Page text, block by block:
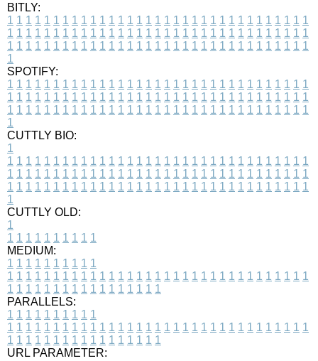
BITLY:
1 1 1 1 1 1 1 1 1 1 1 1 1 1 1 1 1 1 1 1 1 1 1 1 1 1 1 1 1 1 1 1 1
1 1 1 1 1 1 1 1 1 1 1 1 1 1 1 1 1 1 1 1 1 1 1 1 1 1 1 1 1 1 1 1 1
1 1 1 1 1 1 1 1 1 1 1 1 1 1 1 1 1 1 1 1 1 1 1 1 1 1 1 1 1 1 1 1 1
1
SPOTIFY:
1 1 1 1 1 1 1 1 1 1 1 1 1 1 1 1 1 1 1 1 1 1 1 1 1 1 1 1 1 1 1 1 1
1 1 1 1 1 1 1 1 1 1 1 1 1 1 1 1 1 1 1 1 1 1 1 1 1 1 1 1 1 1 1 1 1
1 1 1 1 1 1 1 1 1 1 1 1 1 1 1 1 1 1 1 1 1 1 1 1 1 1 1 1 1 1 1 1 1
1
CUTTLY BIO:
1
1 1 1 1 1 1 1 1 1 1 1 1 1 1 1 1 1 1 1 1 1 1 1 1 1 1 1 1 1 1 1 1 1
1 1 1 1 1 1 1 1 1 1 1 1 1 1 1 1 1 1 1 1 1 1 1 1 1 1 1 1 1 1 1 1 1
1 1 1 1 1 1 1 1 1 1 1 1 1 1 1 1 1 1 1 1 1 1 1 1 1 1 1 1 1 1 1 1 1
1
CUTTLY OLD:
1
1 1 1 1 1 1 1 1 1 1
MEDIUM:
1 1 1 1 1 1 1 1 1 1
1 1 1 1 1 1 1 1 1 1 1 1 1 1 1 1 1 1 1 1 1 1 1 1 1 1 1 1 1 1 1 1 1
1 1 1 1 1 1 1 1 1 1 1 1 1 1 1 1 1
PARALLELS:
1 1 1 1 1 1 1 1 1 1
1 1 1 1 1 1 1 1 1 1 1 1 1 1 1 1 1 1 1 1 1 1 1 1 1 1 1 1 1 1 1 1 1
1 1 1 1 1 1 1 1 1 1 1 1 1 1 1 1 1
URL PARAMETER: